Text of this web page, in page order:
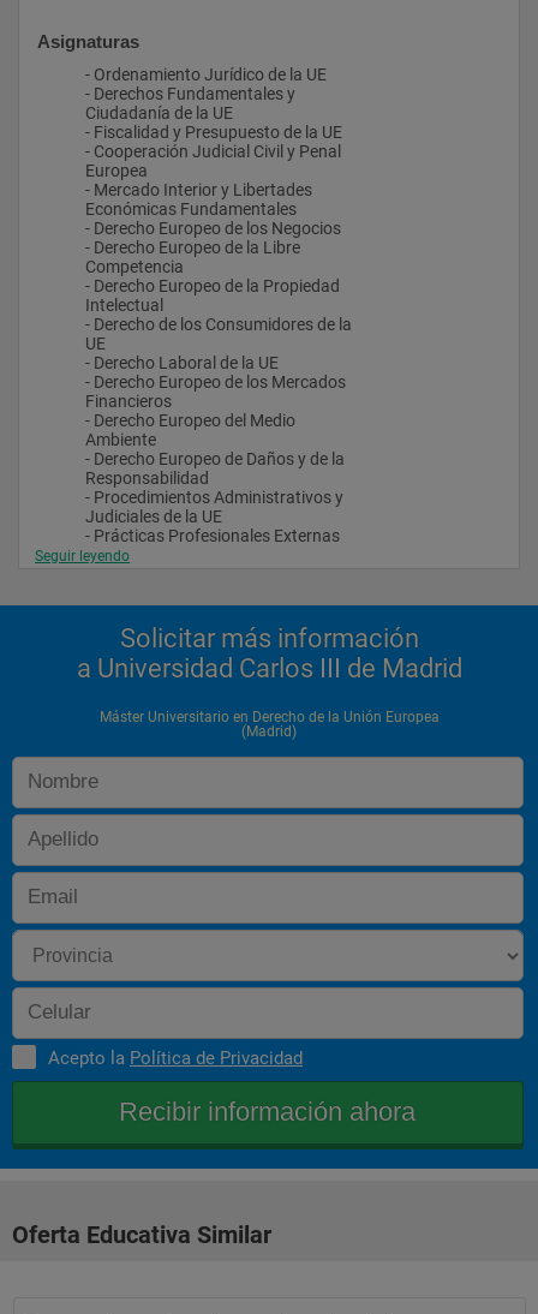
normativo.
El plan de estudios se completa con la realización obligatoria
de una “Due Diligence”, como trabajo de fin de máster, de 6
créditos, en la que el estudiante deberá demostrar sus
habilidades teórico-prácticas para solventar un complejo
supuesto elaborado por un abogado en ejercicio que versará
sobre problemas transnacionales en los que es esencial la
aplicación del Derecho de la UE para su resolución.
Asignaturas
- Ordenamiento Jurídico de la UE
- Derechos Fundamentales y
Ciudadanía de la UE
- Fiscalidad y Presupuesto de la UE
- Cooperación Judicial Civil y Penal
Europea
- Mercado Interior y Libertades
Económicas Fundamentales
- Derecho Europeo de los Negocios
- Derecho Europeo de la Libre
Competencia
- Derecho Europeo de la Propiedad
Intelectual
- Derecho de los Consumidores de la
UE
- Derecho Laboral de la UE
- Derecho Europeo de los Mercados
Financieros
- Derecho Europeo del Medio
Ambiente
- Derecho Europeo de Daños y de la
Responsabilidad
- Procedimientos Administrativos y
Judiciales de la UE
- Prácticas Profesionales Externas
- Trabajo Fin de Máster
Seguir leyendo
Solicitar más información
a Universidad Carlos III de Madrid
Máster Universitario en Derecho de la Unión Europea
(Madrid)
Acepto la Política de Privacidad
Oferta Educativa Similar